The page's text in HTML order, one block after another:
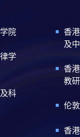
院
学
科
香
及
香
教
伦
香